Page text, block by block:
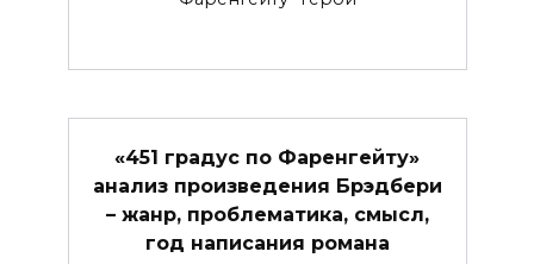
«451 градус по Фаренгейту»
анализ произведения Брэдбери
– жанр, проблематика, смысл,
год написания романа